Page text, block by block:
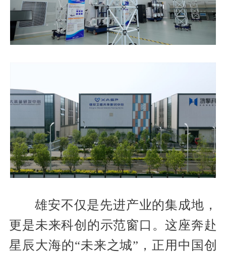
雄安不仅是先进产业的集成地，
更是未来科创的示范窗口。这座奔赴
星辰大海的“未来之城”，正用中国创